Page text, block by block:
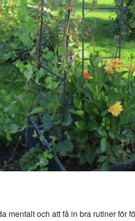
mentalt och att få in bra rutiner för